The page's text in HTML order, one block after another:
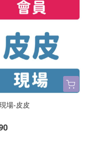
場-皮皮